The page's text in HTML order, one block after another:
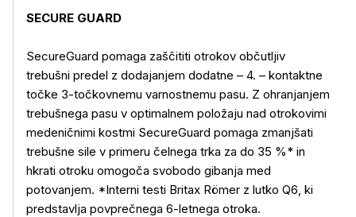
SECURE GUARD
SecureGuard pomaga zaščititi otrokov občutljiv
trebušni predel z dodajanjem dodatne – 4. – kontaktne
točke 3-točkovnemu varnostnemu pasu. Z ohranjanjem
trebušnega pasu v optimalnem položaju nad otrokovimi
medeničnimi kostmi SecureGuard pomaga zmanjšati
trebušne sile v primeru čelnega trka za do 35 %* in
hkrati otroku omogoča svobodo gibanja med
potovanjem. *Interni testi Britax Römer z lutko Q6, ki
predstavlja povprečnega 6-letnega otroka.